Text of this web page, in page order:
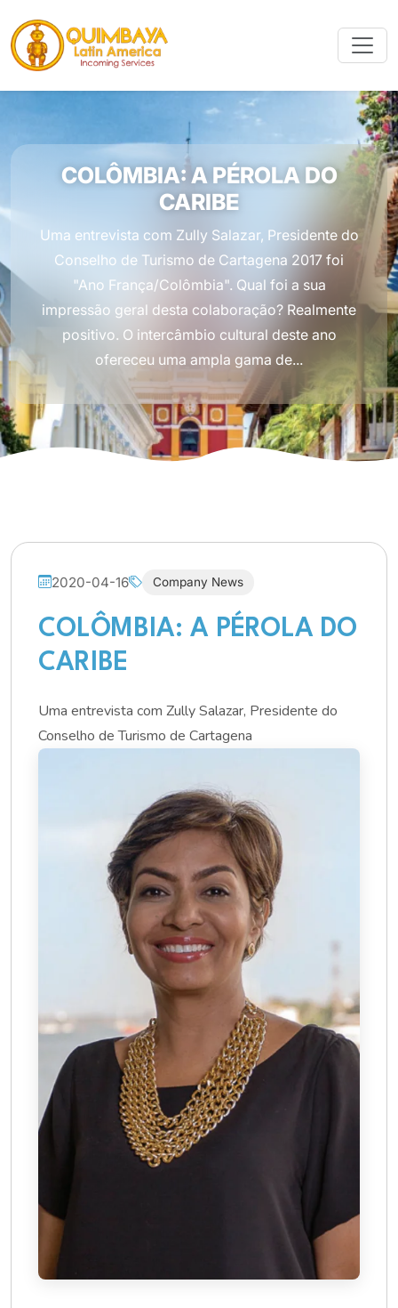
COLÔMBIA: A PÉROLA DO
CARIBE
Uma entrevista com Zully Salazar, Presidente do
Conselho de Turismo de Cartagena 2017 foi
"Ano França/Colômbia". Qual foi a sua
impressão geral desta colaboração? Realmente
positivo. O intercâmbio cultural deste ano
ofereceu uma ampla gama de...
2020-04-16 Company News
COLÔMBIA: A PÉROLA DO
CARIBE
Uma entrevista com Zully Salazar, Presidente do
Conselho de Turismo de Cartagena